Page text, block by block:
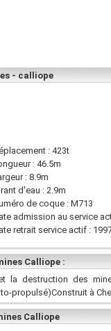
- calliope
: 423t
: 46.5m
: 8.9m
d'eau : 2.9m
de coque : M713
admission au service
retrait service actif :
Calliope :
la destruction des
propulsé)Construit à
Calliope